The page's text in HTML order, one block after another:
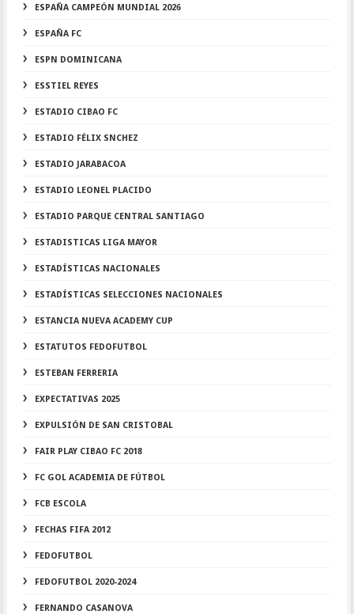
ESPAÑA CAMPEÓN MUNDIAL 2026
ESPAÑA FC
ESPN DOMINICANA
ESSTIEL REYES
ESTADIO CIBAO FC
ESTADIO FÉLIX SNCHEZ
ESTADIO JARABACOA
ESTADIO LEONEL PLACIDO
ESTADIO PARQUE CENTRAL SANTIAGO
ESTADISTICAS LIGA MAYOR
ESTADÍSTICAS NACIONALES
ESTADÍSTICAS SELECCIONES NACIONALES
ESTANCIA NUEVA ACADEMY CUP
ESTATUTOS FEDOFUTBOL
ESTEBAN FERRERIA
EXPECTATIVAS 2025
EXPULSIÓN DE SAN CRISTOBAL
FAIR PLAY CIBAO FC 2018
FC GOL ACADEMIA DE FÚTBOL
FCB ESCOLA
FECHAS FIFA 2012
FEDOFUTBOL
FEDOFUTBOL 2020-2024
FERNANDO CASANOVA